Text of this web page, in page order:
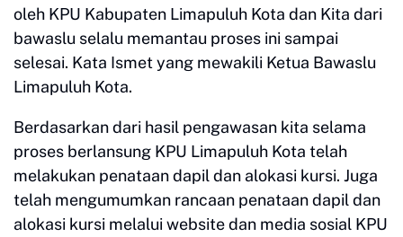
oleh KPU Kabupaten Limapuluh Kota dan Kita dari
bawaslu selalu memantau proses ini sampai
selesai. Kata Ismet yang mewakili Ketua Bawaslu
Limapuluh Kota.
Berdasarkan dari hasil pengawasan kita selama
proses berlansung KPU Limapuluh Kota telah
melakukan penataan dapil dan alokasi kursi. Juga
telah mengumumkan rancaan penataan dapil dan
alokasi kursi melalui website dan media sosial KPU